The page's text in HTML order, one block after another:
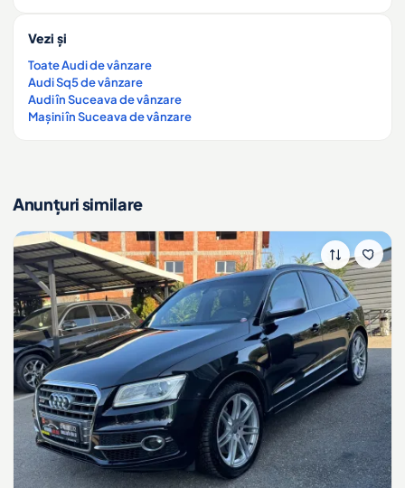
Vezi și
Toate Audi de vânzare
Audi Sq5 de vânzare
Audi în Suceava de vânzare
Mașini în Suceava de vânzare
Anunțuri similare